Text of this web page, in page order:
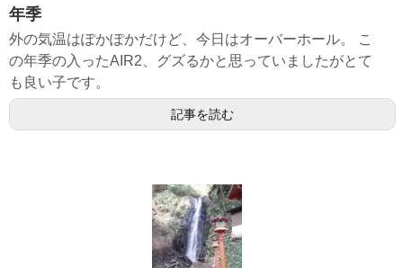
年季
外の気温はぽかぽかだけど、今日はオーバーホール。 こ
の年季の入ったAIR2、グズるかと思っていましたがとて
も良い子です。
記事を読む